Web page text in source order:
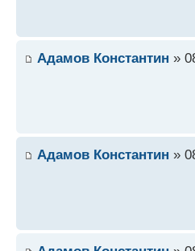
Адамов Константин »
Адамов Константин »